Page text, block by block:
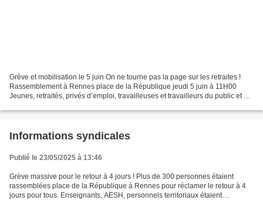
Grève et mobilisation le 5 juin On ne tourne pas la page sur les retraites !
Rassemblement à Rennes place de la République jeudi 5 juin à 11H00
Jeunes, retraités, privés d’emploi, travailleuses et travailleurs du public et du
Informations syndicales
Publié le 23/05/2025 à 13:46
Grève massive pour le retour à 4 jours ! Plus de 300 personnes étaient
rassemblées place de la République à Rennes pour réclamer le retour à 4
jours pour tous. Enseignants, AESH, personnels territoriaux étaient